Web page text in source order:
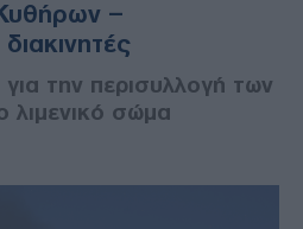
–
την περισυλλογή των
λιμενικό σώμα